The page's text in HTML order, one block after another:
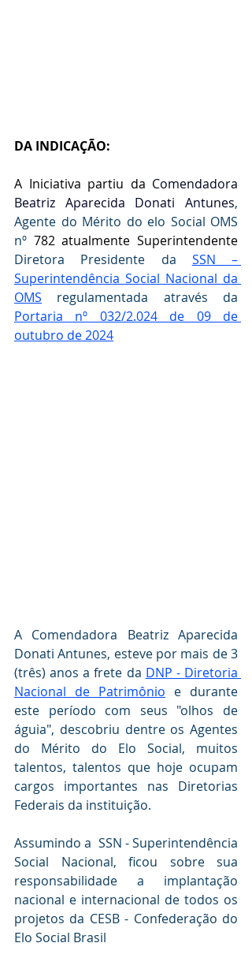
DA INDICAÇÃO:
A Iniciativa partiu da Comendadora
Beatriz Aparecida Donati Antunes,
Agente do Mérito do elo Social OMS
nº
Diretora Presidente da SSN –
Superintendência Social Nacional da
OMS
Portaria nº 032/2.024 de 09 de
outubro de 2024
A Comendadora Beatriz Aparecida
Donati Antunes, esteve por mais de 3
(três) anos a frete da DNP - Diretoria
Nacional de Patrimônio e durante
este período com seus "olhos de
águia", descobriu dentre os Agentes
do Mérito do Elo Social, muitos
talentos, talentos que hoje ocupam
cargos importantes nas Diretorias
Federais da instituição.
Assumindo a  SSN - Superintendência
Social Nacional, ficou sobre sua
responsabilidade a implantação
nacional e internacional de todos os
projetos da CESB - Confederação do
Elo Social Brasil